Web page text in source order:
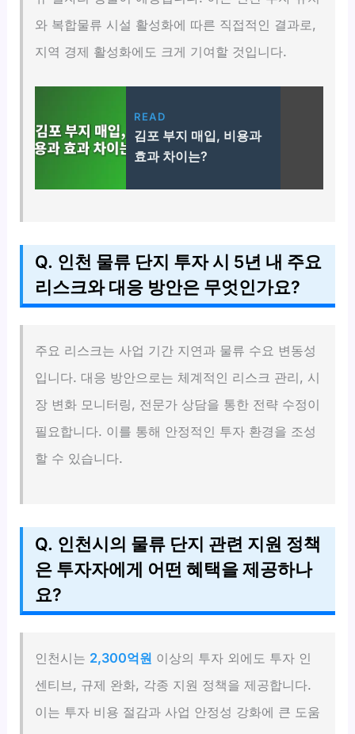
와 복합물류 시설 활성화에 따른 직접적인 결과로,
지역 경제 활성화에도 크게 기여할 것입니다.
READ
김포 부지 매입, 비용과
효과 차이는?
Q. 인천 물류 단지 투자 시 5년 내 주요
리스크와 대응 방안은 무엇인가요?
주요 리스크는 사업 기간 지연과 물류 수요 변동성
입니다. 대응 방안으로는 체계적인 리스크 관리, 시
장 변화 모니터링, 전문가 상담을 통한 전략 수정이
필요합니다. 이를 통해 안정적인 투자 환경을 조성
할 수 있습니다.
Q. 인천시의 물류 단지 관련 지원 정책
은 투자자에게 어떤 혜택을 제공하나
요?
인천시는 2,300억원 이상의 투자 외에도 투자 인
센티브, 규제 완화, 각종 지원 정책을 제공합니다.
이는 투자 비용 절감과 사업 안정성 강화에 큰 도움